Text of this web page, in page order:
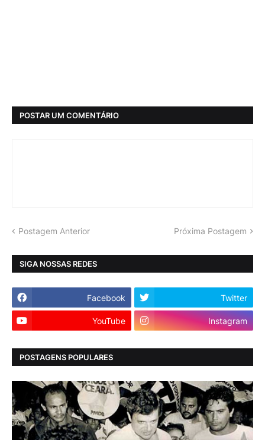
POSTAR UM COMENTÁRIO
Postagem Anterior Próxima Postagem
SIGA NOSSAS REDES
Facebook Twitter
YouTube Instagram
POSTAGENS POPULARES